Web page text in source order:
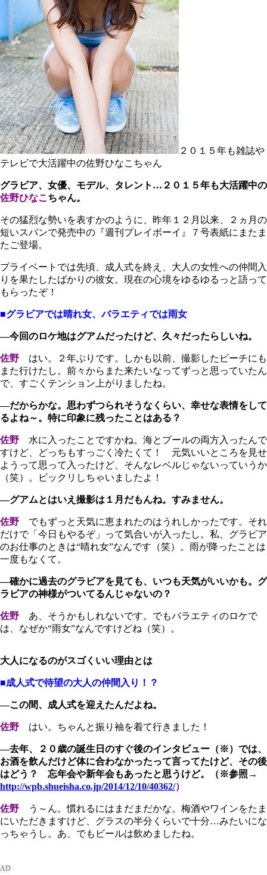
２０１５年も雑誌や
テレビで大活躍中の佐野ひなこちゃん
グラビア、女優、モデル、タレント…２０１５年も大活躍中の
佐野ひなこ ちゃん。
その猛烈な勢いを表すかのように、昨年１２月以来、２ヵ月の
短いスパンで発売中の『週刊プレイボーイ』７号表紙にまたま
たご登場。
プライベートでは先頃、成人式を終え、大人の女性への仲間入
りを果たしたばかりの彼女。現在の心境をゆるゆるっと語って
もらったぞ！
■グラビアでは晴れ女、バラエティでは雨女
―今回のロケ地はグアムだったけど、久々だったらしいね。
佐野 はい。２年ぶりです。しかも以前、撮影したビーチにも
また行けたし。前々からまた来たいなってずっと思っていたん
で、すごくテンション上がりましたね。
―だからかな。思わずつられそうなくらい、幸せな表情をして
るよね～。特に印象に残ったことはある？
佐野 水に入ったことですかね。海とプールの両方入ったんで
すけど、どっちもすっごく冷たくて！ 元気いいところを見せ
ようって思って入ったけど、そんなレベルじゃないっていうか
（笑）。ビックリしちゃいましたよ！
―グアムとはいえ撮影は１月だもんね。すみません。
佐野 でもずっと天気に恵まれたのはうれしかったです。それ
だけで「今日もやるぞ」って気合いが入ったし。私、グラビア
のお仕事のときは“晴れ女”なんです（笑）。雨が降ったことは
一度もなくて。
―確かに過去のグラビアを見ても、いつも天気がいいかも。グ
ラビアの神様がついてるんじゃないの？
佐野 あ、そうかもしれないです。でもバラエティのロケで
は、なぜか“雨女”なんですけどね（笑）。
大人になるのがスゴくいい理由とは
■成人式で待望の大人の仲間入り！？
―この間、成人式を迎えたんだよね。
佐野 はい。ちゃんと振り袖を着て行きました！
―去年、２０歳の誕生日のすぐ後のインタビュー（※）では、
お酒を飲んだけど体に合わなかったって言ってたけど、その後
はどう？ 忘年会や新年会もあったと思うけど。（※参照→
http://wpb.shueisha.co.jp/2014/12/10/40362/）
佐野 う～ん。慣れるにはまだまだかな。梅酒やワインをたま
にいただきますけど、グラスの半分くらいで十分…みたいにな
っちゃうし。あ、でもビールは飲めましたね。